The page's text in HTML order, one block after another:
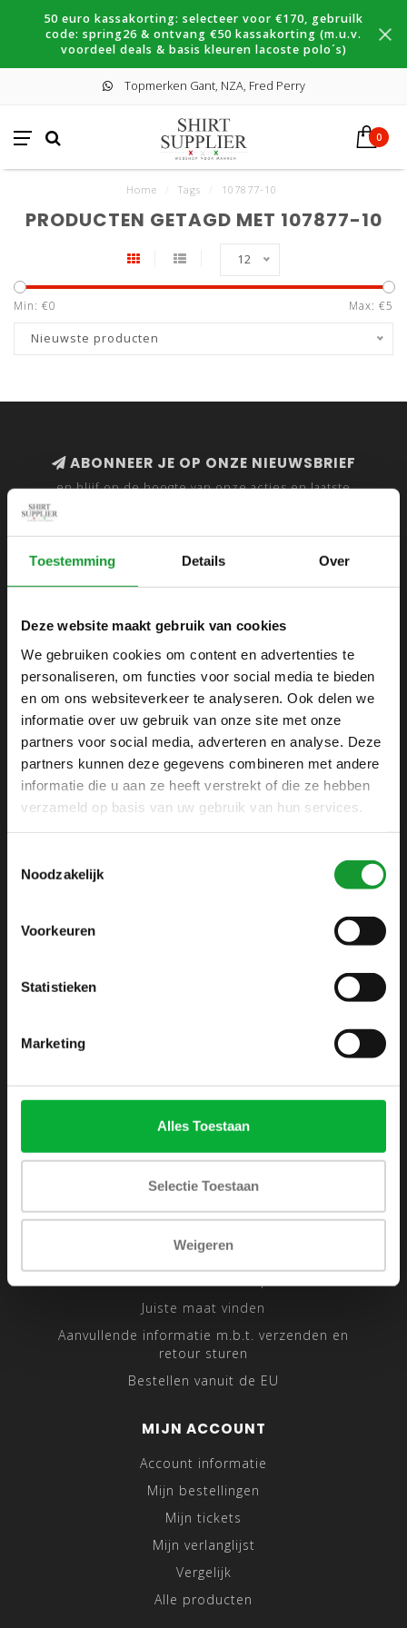
Toestemming Details Over
Deze website maakt gebruik van cookies
We gebruiken cookies om content en advertenties te
personaliseren, om functies voor social media te bieden
en om ons websiteverkeer te analyseren. Ook delen we
informatie over uw gebruik van onze site met onze
partners voor social media, adverteren en analyse. Deze
partners kunnen deze gegevens combineren met andere
informatie die u aan ze heeft verstrekt of die ze hebben
verzameld op basis van uw gebruik van hun services.
Noodzakelijk
Voorkeuren
Statistieken
Marketing
Alles Toestaan
Selectie Toestaan
Weigeren
50 euro kassakorting: selecteer voor €170, gebruilk
code: spring26 & ontvang €50 kassakorting (m.u.v.
voordeel deals & basis kleuren lacoste polo´s)
Topmerken Gant, NZA, Fred Perry
0
Home Tags 107877-10
PRODUCTEN GETAGD MET 107877-10
12
Min: €0 Max: €5
Nieuwste producten
ABONNEER JE OP ONZE NIEUWSBRIEF
en blijf op de hoogte van onze acties en laatste
SHIRTSUPPLIER.NL
Webshop voor mannen
Zijlijnstraat 24
1433 DC
+31 6 42 52 32 80
+31 6 42 52 32 80
Disclaimer
Privacy Policy
Sitemap
Traveling Tailor
Juiste maat vinden
Aanvullende informatie m.b.t. verzenden en
retour sturen
Bestellen vanuit de EU
MIJN ACCOUNT
Account informatie
Mijn bestellingen
Mijn tickets
Mijn verlanglijst
Vergelijk
Alle producten